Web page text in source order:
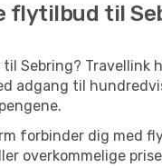
flytilbud til
Sebring?
adgang til
forbinder dig med
overkommelige